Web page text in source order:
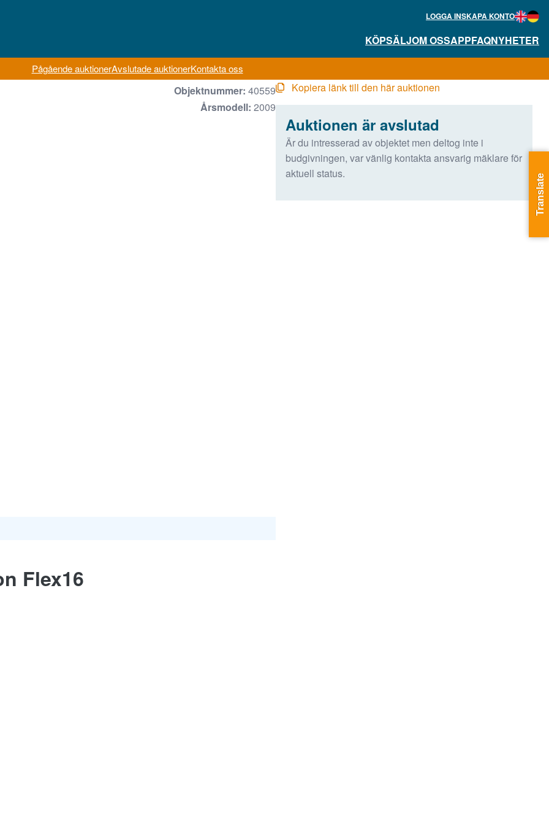
LOGGA INSKAPA KONTO
KÖPSÄLJOM OSSAPPFAQNYHETER
Pågående auktionerAvslutade auktionerKontakta oss
Objektnummer: 40559
Årsmodell: 2009
Flex16
Kopiera länk till den här auktionen
Auktionen är avslutad
Är du intresserad av objektet men deltog inte i
budgivningen, var vänlig kontakta ansvarig mäklare för
aktuell status.
Translate